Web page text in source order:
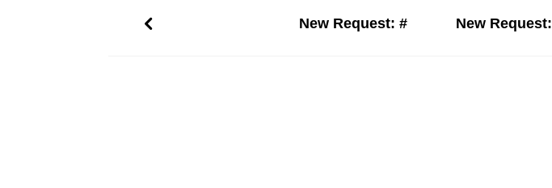
New Request: # New